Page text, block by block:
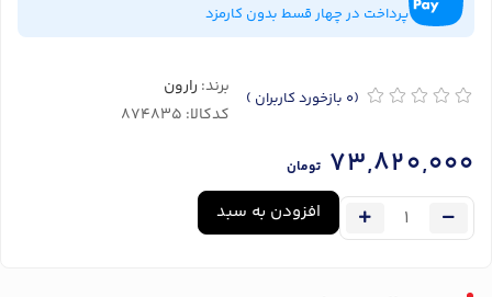
پرداخت در چهار قسط بدون کارمزد
(0 بازخورد کاربران ) برند: رارون
کدکالا:
73,820,000 تومان
افزودن به سبد